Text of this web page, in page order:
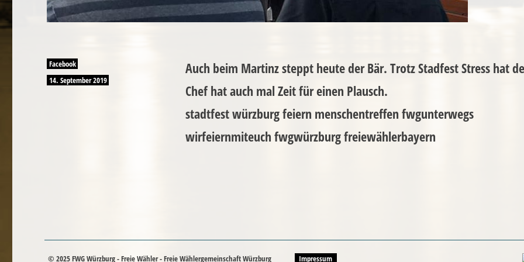
Auch beim Martinz steppt heute der Bär. Trotz Stadfest Stress hat
Chef hat auch mal Zeit für einen Plausch.
stadtfest würzburg feiern menschentreffen fwgunterwegs
wirfeiernmiteuch fwgwürzburg freiewählerbayern
Autor
Facebook
Veröffentlicht
14. September 2019
© 2025 FWG Würzburg - Freie Wähler - Freie Wählergemeinschaft Würzburg Impressum